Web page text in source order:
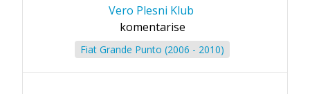
Vero Plesni Klub
komentarise
Fiat Grande Punto (2006 - 2010)